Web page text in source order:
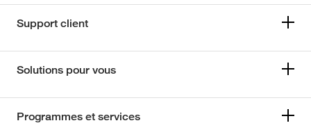
Support client
Solutions pour vous
Programmes et services